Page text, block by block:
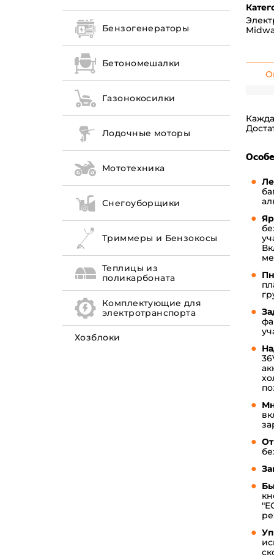
Бензогенераторы
Бетономешалки
Газонокосилки
Лодочные моторы
Мототехника
Снегоуборщики
Триммеры и Бензокосы
Теплицы из
поликарбоната
Комплектующие для
электротранспорта
Хозблоки